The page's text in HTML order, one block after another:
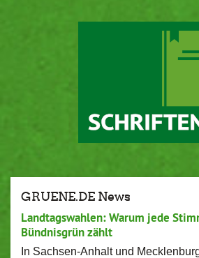
GRUENE.DE News
Landtagswahlen: Warum jede
Bündnisgrün zählt
In Sachsen-Anhalt und